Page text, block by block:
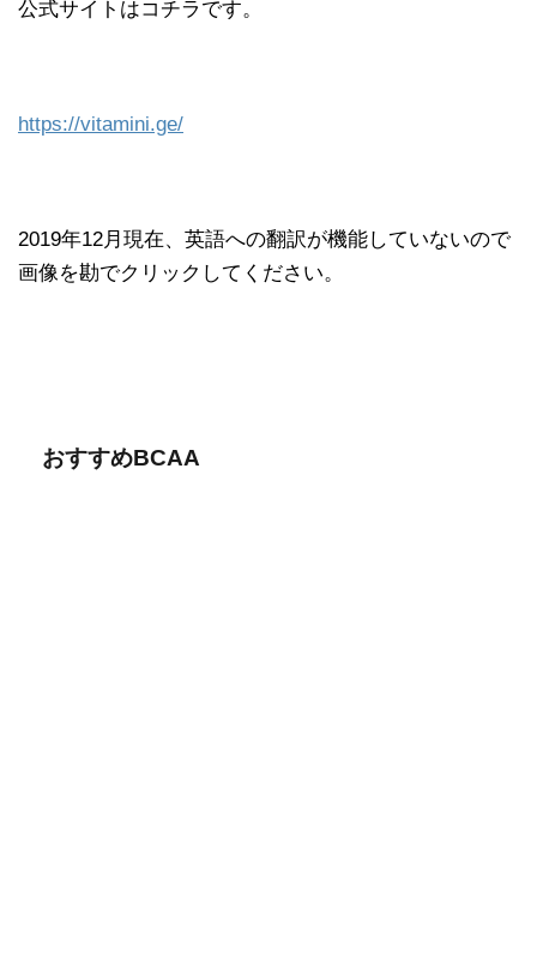
公式サイトはコチラです。
https://vitamini.ge/
2019年12月現在、英語への翻訳が機能していないので
画像を勘でクリックしてください。
おすすめBCAA